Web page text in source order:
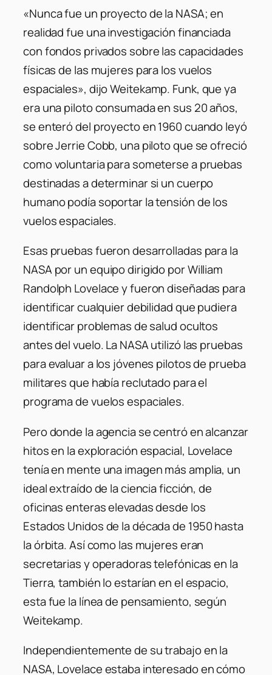
«Nunca fue un proyecto de la NASA; en
realidad fue una investigación financiada
con fondos privados sobre las capacidades
físicas de las mujeres para los vuelos
espaciales», dijo Weitekamp. Funk, que ya
era una piloto consumada en sus 20 años,
se enteró del proyecto en 1960 cuando leyó
sobre Jerrie Cobb, una piloto que se ofreció
como voluntaria para someterse a pruebas
destinadas a determinar si un cuerpo
humano podía soportar la tensión de los
vuelos espaciales.
Esas pruebas fueron desarrolladas para la
NASA por un equipo dirigido por William
Randolph Lovelace y fueron diseñadas para
identificar cualquier debilidad que pudiera
identificar problemas de salud ocultos
antes del vuelo. La NASA utilizó las pruebas
para evaluar a los jóvenes pilotos de prueba
militares que había reclutado para el
programa de vuelos espaciales.
Pero donde la agencia se centró en alcanzar
hitos en la exploración espacial, Lovelace
tenía en mente una imagen más amplia, un
ideal extraído de la ciencia ficción, de
oficinas enteras elevadas desde los
Estados Unidos de la década de 1950 hasta
la órbita. Así como las mujeres eran
secretarias y operadoras telefónicas en la
Tierra, también lo estarían en el espacio,
esta fue la línea de pensamiento, según
Weitekamp.
Independientemente de su trabajo en la
NASA, Lovelace estaba interesado en cómo